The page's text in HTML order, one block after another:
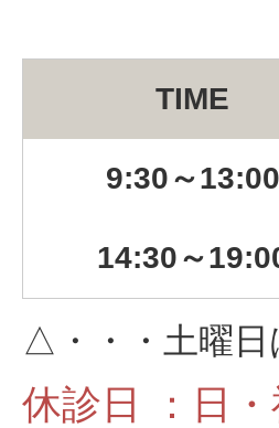
TIME
9:30～13:00
14:30～
△・・・土曜日
休診日 ：日